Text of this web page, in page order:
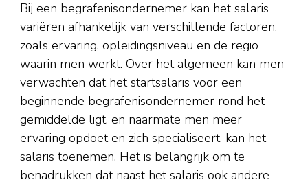
Bij een begrafenisondernemer kan het salaris
variëren afhankelijk van verschillende factoren,
zoals ervaring, opleidingsniveau en de regio
waarin men werkt. Over het algemeen kan men
verwachten dat het startsalaris voor een
beginnende begrafenisondernemer rond het
gemiddelde ligt, en naarmate men meer
ervaring opdoet en zich specialiseert, kan het
salaris toenemen. Het is belangrijk om te
benadrukken dat naast het salaris ook andere